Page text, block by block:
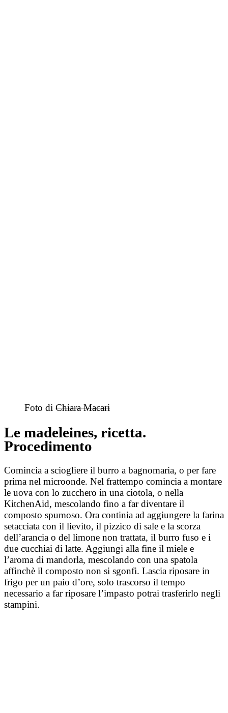
Foto di Chiara Macari
Le madeleines, ricetta.
Procedimento
Comincia a sciogliere il burro a bagnomaria, o per fare
prima nel microonde. Nel frattempo comincia a montare
le uova con lo zucchero in una ciotola, o nella
KitchenAid, mescolando fino a far diventare il
composto spumoso. Ora continia ad aggiungere la farina
setacciata con il lievito, il pizzico di sale e la scorza
dell’arancia o del limone non trattata, il burro fuso e i
due cucchiai di latte. Aggiungi alla fine il miele e
l’aroma di mandorla, mescolando con una spatola
affinchè il composto non si sgonfi. Lascia riposare in
frigo per un paio d’ore, solo trascorso il tempo
necessario a far riposare l’impasto potrai trasferirlo negli
stampini.